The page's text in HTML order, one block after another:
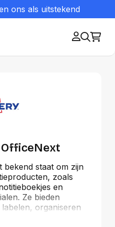
ons als uitstekend
bekend staat om zijn
zoals
en
Ze bieden
organiseren